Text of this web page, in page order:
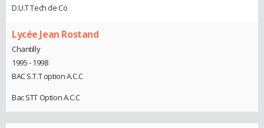
D.U.T Tech de Co
Lycée Jean Rostand
Chantilly
1995 - 1998
BAC S.T.T option A.C.C
Bac STT Option A.C.C